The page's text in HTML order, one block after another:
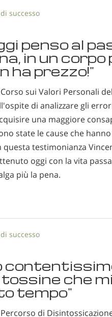
successo
penso al
in un corpo
ha prezzo!"
sui Valori Personali
di analizzare gli
una maggiore
state le cause che
questa testimonianza
oggi con la vita
più la pena.
successo
tossine che
tempo"
di